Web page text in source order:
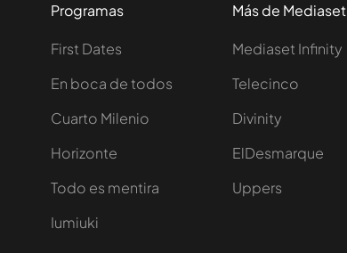
Programas
First Dates
En boca de todos
Cuarto Milenio
Horizonte
Todo es mentira
Iumiuki
Más de Mediaset
Mediaset Infinity
Telecinco
Divinity
ElDesmarque
Uppers